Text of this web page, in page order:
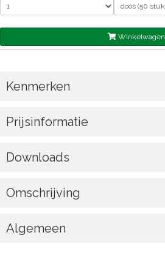
Winkelwagen
Kenmerken
Prijsinformatie
Downloads
Omschrijving
Algemeen